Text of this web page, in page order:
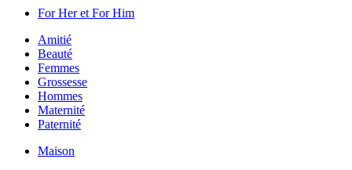
For Her et For Him
Amitié
Beauté
Femmes
Grossesse
Hommes
Maternité
Paternité
Maison